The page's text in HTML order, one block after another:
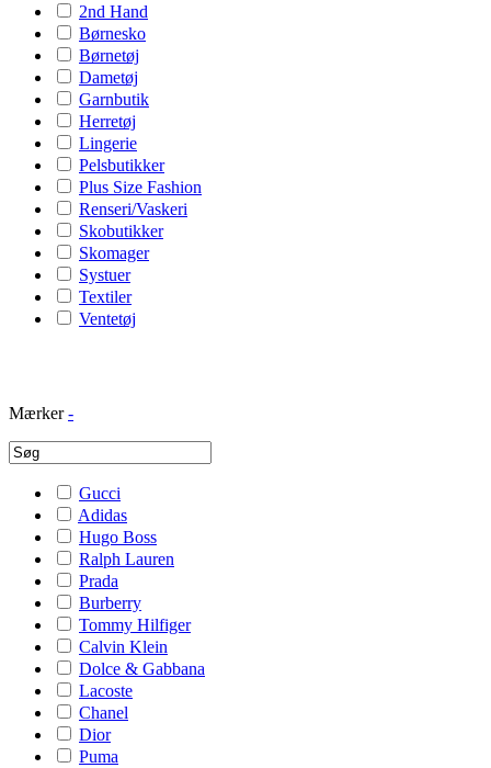
2nd Hand
Børnesko
Børnetøj
Dametøj
Garnbutik
Herretøj
Lingerie
Pelsbutikker
Plus Size Fashion
Renseri/Vaskeri
Skobutikker
Skomager
Systuer
Textiler
Ventetøj
Mærker -
Gucci
Adidas
Hugo Boss
Ralph Lauren
Prada
Burberry
Tommy Hilfiger
Calvin Klein
Dolce & Gabbana
Lacoste
Chanel
Dior
Puma